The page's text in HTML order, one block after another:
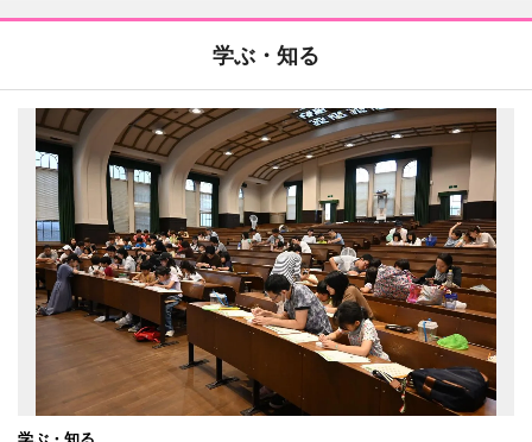
学ぶ・知る